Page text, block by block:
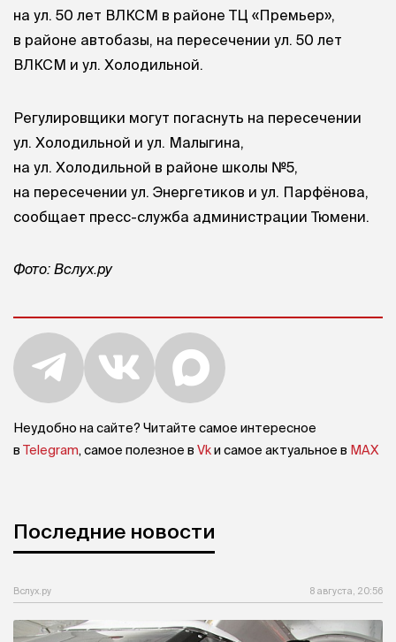
на ул. 50 лет ВЛКСМ в районе ТЦ «Премьер»,
в районе автобазы, на пересечении ул. 50 лет
ВЛКСМ и ул. Холодильной.
Регулировщики могут погаснуть на пересечении
ул. Холодильной и ул. Малыгина,
на ул. Холодильной в районе школы №5,
на пересечении ул. Энергетиков и ул. Парфёнова,
сообщает пресс-служба администрации Тюмени.
Фото: Вслух.ру
Неудобно на сайте? Читайте самое интересное
в Telegram, самое полезное в Vkи самое актуальное в MAX
Последние новости
Вслух.ру 8 августа, 20:56